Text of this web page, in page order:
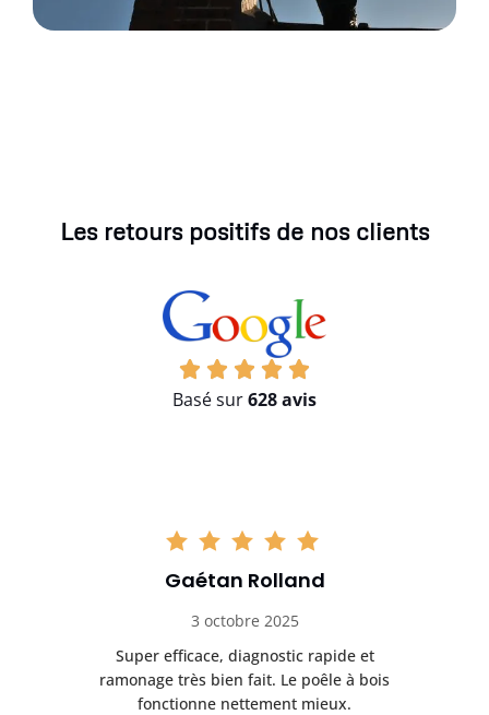
Les retours positifs de nos clients
Basé sur628 avis
Gaétan Rolland
3 octobre 2025
Super efficace, diagnostic rapide et
ramonage très bien fait. Le poêle à bois
fonctionne nettement mieux.